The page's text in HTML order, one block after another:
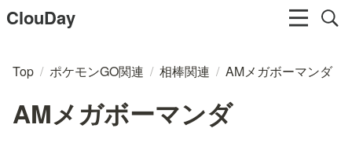
ClouDay
Top / ポケモンGO関連 / 相棒関連 / AMメガボーマンダ
AMメガボーマンダ